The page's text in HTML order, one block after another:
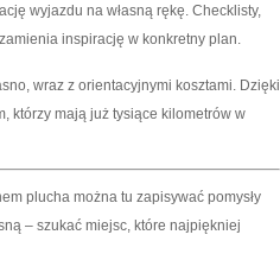
wyjazdu na własną rękę. Checklisty,
inspirację w konkretny plan.
wraz z orientacyjnymi kosztami. Dzięki
którzy mają już tysiące kilometrów w
plucha można tu zapisywać pomysły
– szukać miejsc, które najpiękniej